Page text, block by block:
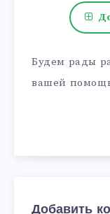
Будем рады
вашей
Добавить